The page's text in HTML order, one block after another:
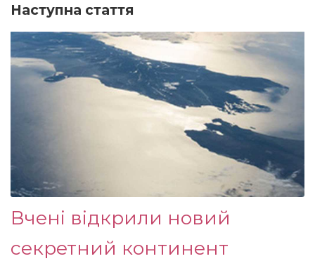
Наступна стаття
Вчені відкрили новий
секретний континент